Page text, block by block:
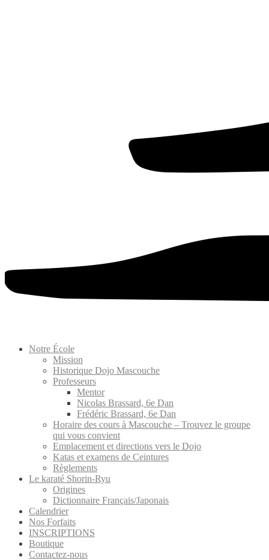
Notre École
Mission
Historique Dojo Mascouche
Professeurs
Mentor
Nicolas Brassard, 6e Dan
Frédéric Brassard, 6e Dan
Horaire des cours à Mascouche – Trouvez le groupe
qui vous convient
Emplacement et directions vers le Dojo
Katas et examens de Ceintures
Règlements
Le karaté Shorin-Ryu
Origines
Dictionnaire Français/Japonais
Calendrier
Nos Forfaits
INSCRIPTIONS
Boutique
Contactez-nous